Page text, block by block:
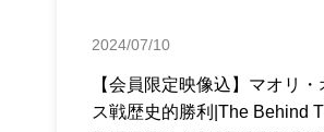
2024/07/10
【会員限定映像込】マオリ
ス戦歴史的勝利|The Behind